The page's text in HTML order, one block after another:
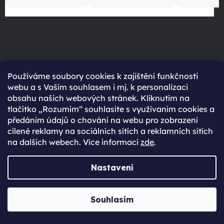
Používáme soubory cookies k zajištění funkčnosti
webu a s Vaším souhlasem i mj. k personalizaci
obsahu našich webových stránek. Kliknutím na
tlačítko „Rozumím“ souhlasíte s využívaním cookies a
předáním údajů o chování na webu pro zobrazení
cílené reklamy na sociálních sítích a reklamních sítích
na dalších webech. Více informací zde.
Nastavení
Souhlasím
Na všechno zboží
dáváme záruku
VÍCE INFORMACÍ